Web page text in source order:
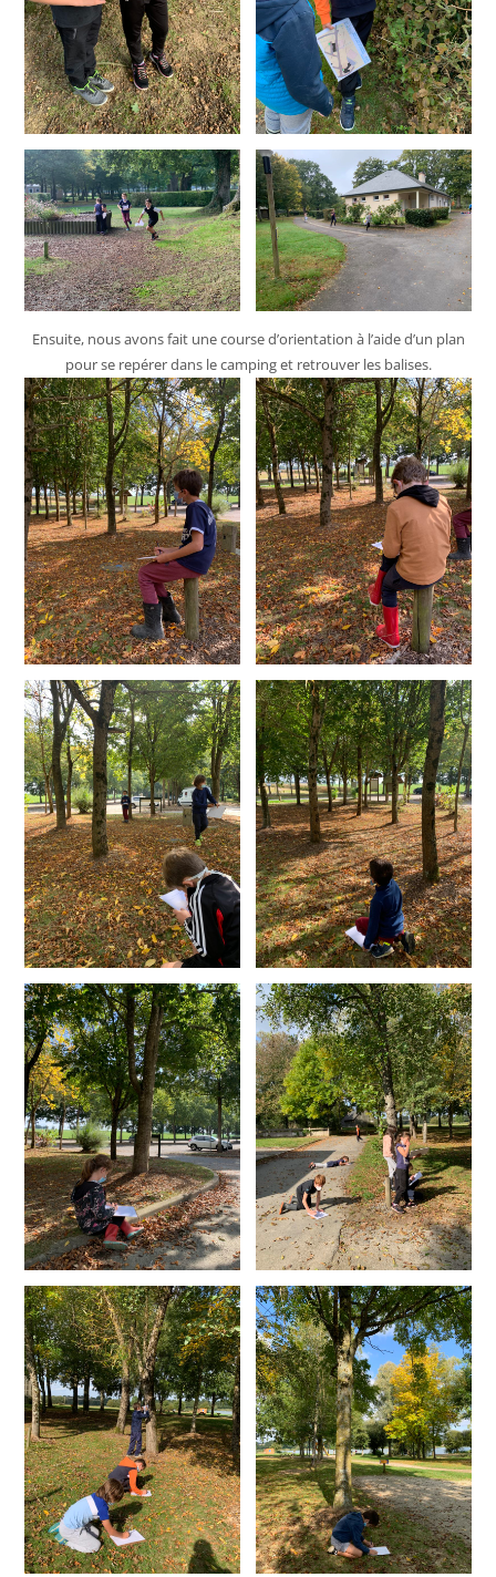
Ensuite, nous avons fait une course d’orientation à l’aide d’un plan
pour se repérer dans le camping et retrouver les balises.